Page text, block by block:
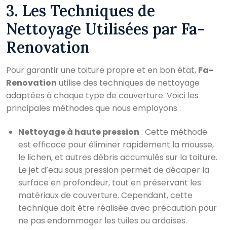
3. Les Techniques de
Nettoyage Utilisées par Fa-
Renovation
Pour garantir une toiture propre et en bon état, Fa-
Renovation utilise des techniques de nettoyage
adaptées à chaque type de couverture. Voici les
principales méthodes que nous employons :
Nettoyage à haute pression : Cette méthode
est efficace pour éliminer rapidement la mousse,
le lichen, et autres débris accumulés sur la toiture.
Le jet d’eau sous pression permet de décaper la
surface en profondeur, tout en préservant les
matériaux de couverture. Cependant, cette
technique doit être réalisée avec précaution pour
ne pas endommager les tuiles ou ardoises.